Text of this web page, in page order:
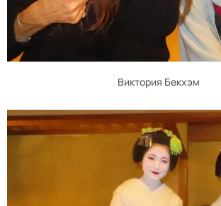
Виктория Бекхэм